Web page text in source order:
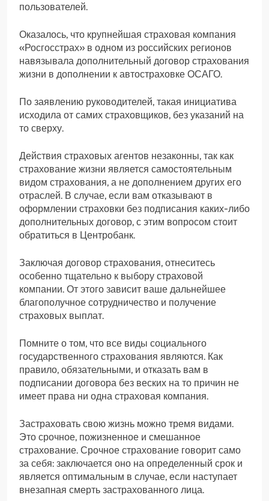
пользователей.
Оказалось, что крупнейшая страховая компания
«Росгосстрах» в одном из российских регионов
навязывала дополнительный договор страхования
жизни в дополнении к автостраховке ОСАГО.
По заявлению руководителей, такая инициатива
исходила от самих страховщиков, без указаний на
то сверху.
Действия страховых агентов незаконны, так как
страхование жизни является самостоятельным
видом страхования, а не дополнением других его
отраслей. В случае, если вам отказывают в
оформлении страховки без подписания каких-либо
дополнительных договор, с этим вопросом стоит
обратиться в Центробанк.
Заключая договор страхования, отнеситесь
особенно тщательно к выбору страховой
компании. От этого зависит ваше дальнейшее
благополучное сотрудничество и получение
страховых выплат.
Помните о том, что все виды социального
государственного страхования являются. Как
правило, обязательными, и отказать вам в
подписании договора без веских на то причин не
имеет права ни одна страховая компания.
Застраховать свою жизнь можно тремя видами.
Это срочное, пожизненное и смешанное
страхование. Срочное страхование говорит само
за себя: заключается оно на определенный срок и
является оптимальным в случае, если наступает
внезапная смерть застрахованного лица.